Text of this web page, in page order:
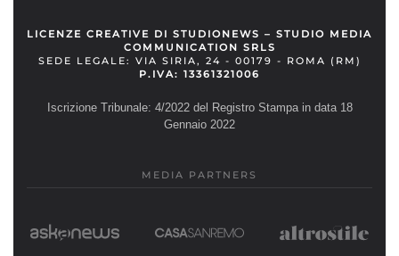
LICENZE CREATIVE DI STUDIONEWS – STUDIO MEDIA
COMMUNICATION SRLS
SEDE LEGALE: VIA SIRIA, 24 - 00179 - ROMA (RM)
P.IVA: 13361321006
Iscrizione Tribunale: 4/2022 del Registro Stampa in data 18
Gennaio 2022
MEDIA PARTNERS